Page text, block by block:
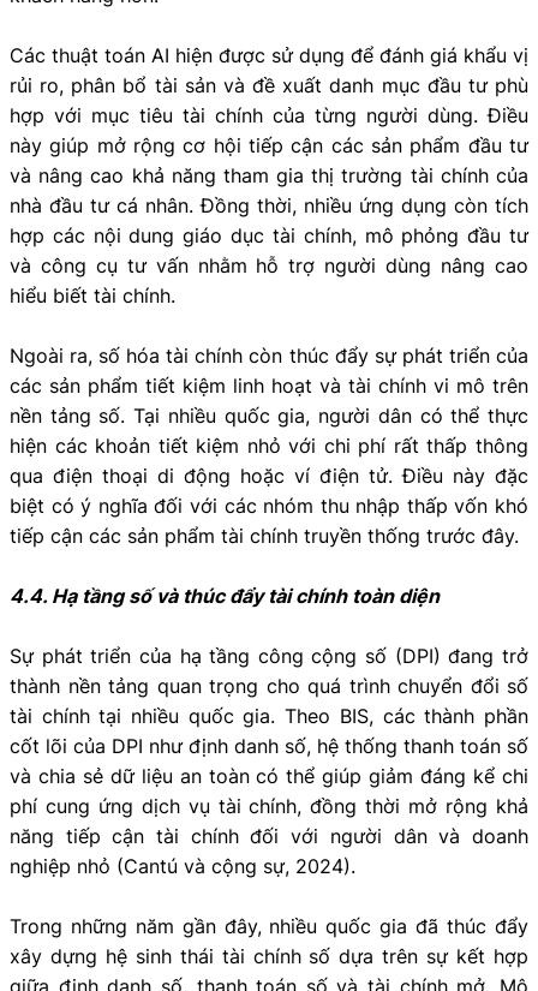
Các thuật toán AI hiện được sử dụng để đánh giá khẩu vị
rủi ro, phân bổ tài sản và đề xuất danh mục đầu tư phù
hợp với mục tiêu tài chính của từng người dùng. Điều
này giúp mở rộng cơ hội tiếp cận các sản phẩm đầu tư
và nâng cao khả năng tham gia thị trường tài chính của
nhà đầu tư cá nhân. Đồng thời, nhiều ứng dụng còn tích
hợp các nội dung giáo dục tài chính, mô phỏng đầu tư
và công cụ tư vấn nhằm hỗ trợ người dùng nâng cao
hiểu biết tài chính.
Ngoài ra, số hóa tài chính còn thúc đẩy sự phát triển của
các sản phẩm tiết kiệm linh hoạt và tài chính vi mô trên
nền tảng số. Tại nhiều quốc gia, người dân có thể thực
hiện các khoản tiết kiệm nhỏ với chi phí rất thấp thông
qua điện thoại di động hoặc ví điện tử. Điều này đặc
biệt có ý nghĩa đối với các nhóm thu nhập thấp vốn khó
tiếp cận các sản phẩm tài chính truyền thống trước đây.
4.4. Hạ tầng số và thúc đẩy tài chính toàn diện
Sự phát triển của hạ tầng công cộng số (DPI) đang trở
thành nền tảng quan trọng cho quá trình chuyển đổi số
tài chính tại nhiều quốc gia. Theo BIS, các thành phần
cốt lõi của DPI như định danh số, hệ thống thanh toán số
và chia sẻ dữ liệu an toàn có thể giúp giảm đáng kể chi
phí cung ứng dịch vụ tài chính, đồng thời mở rộng khả
năng tiếp cận tài chính đối với người dân và doanh
nghiệp nhỏ (Cantú và cộng sự, 2024).
Trong những năm gần đây, nhiều quốc gia đã thúc đẩy
xây dựng hệ sinh thái tài chính số dựa trên sự kết hợp
giữa định danh số, thanh toán số và tài chính mở. Mô